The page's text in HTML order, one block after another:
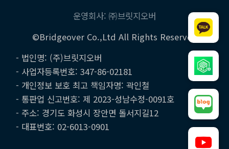
운영회사: ㈜브릿지오버
©Bridgeover Co.,Ltd All Rights Reserved
- 법인명: (주)브릿지오버
- 사업자등록번호: 347-86-02181
- 개인정보 보호 최고 책임자명: 곽인철
- 통판업 신고번호: 제 2023-성남수정-0091호
- 주소: 경기도 화성시 장안면 돌서지길12
- 대표번호: 02-6013-0901